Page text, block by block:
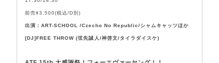
前売¥3,500(税込/D別)
出演：ART-SCHOOL /Czecho No Republic/シャムキャッツほか
[DJ]FREE THROW (弦先誠人/神啓文/タイラダイスケ)